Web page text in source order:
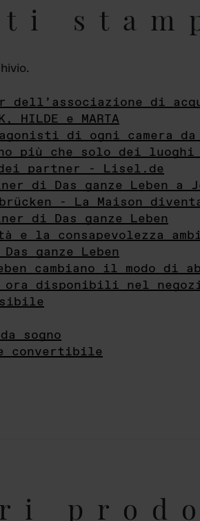
dell’associazione di
HILDE e MARTA
di ogni camera
più che solo dei
dei partner - Lisel.de
di Das ganze Leben a
- La Maison
di Das ganze Leben
e la consapevolezza
ganze Leben
cambiano il modo di
disponibili nel
sogno
convertibile